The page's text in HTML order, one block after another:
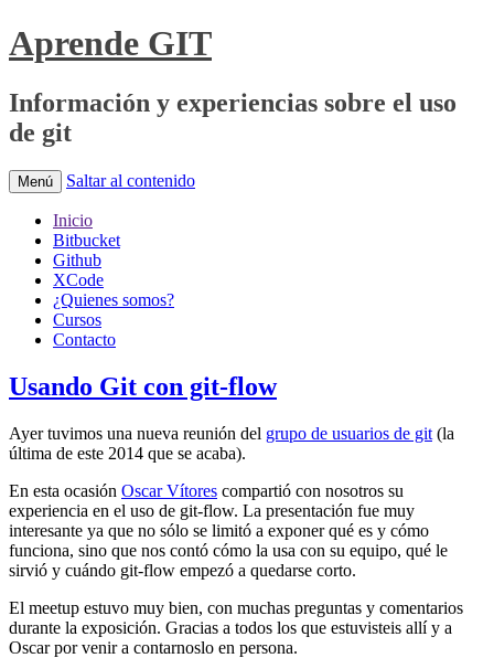
Aprende GIT
Información y experiencias sobre el uso
de git
Menú Saltar al contenido
Inicio
Bitbucket
Github
XCode
¿Quienes somos?
Cursos
Contacto
Usando Git con git-flow
Ayer tuvimos una nueva reunión del grupo de usuarios de git (la
última de este 2014 que se acaba).
En esta ocasión Oscar Vítores compartió con nosotros su
experiencia en el uso de git-flow. La presentación fue muy
interesante ya que no sólo se limitó a exponer qué es y cómo
funciona, sino que nos contó cómo la usa con su equipo, qué le
sirvió y cuándo git-flow empezó a quedarse corto.
El meetup estuvo muy bien, con muchas preguntas y comentarios
durante la exposición. Gracias a todos los que estuvisteis allí y a
Oscar por venir a contarnoslo en persona.